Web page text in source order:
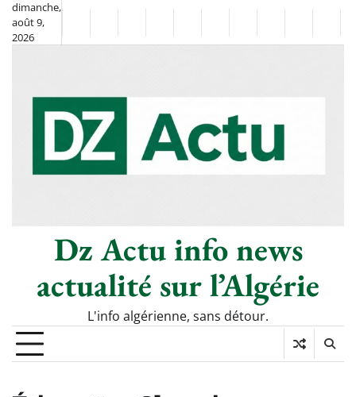
Skip
content
dimanche,
août 9,
2026
FlashSportclasséDiasporaChronique
–
Le
Thé
SociétéCultureMonde
Tech
Dz Actu info news
actualité sur l’Algérie
L'info algérienne, sans détour.